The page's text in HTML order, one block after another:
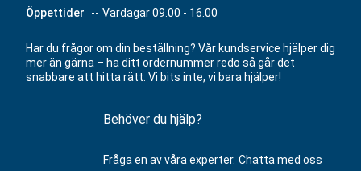
Öppettider -- Vardagar 09.00 - 16.00
Har du frågor om din beställning? Vår kundservice hjälper dig
mer än gärna – ha ditt ordernummer redo så går det
snabbare att hitta rätt. Vi bits inte, vi bara hjälper!
Behöver du hjälp?
Fråga en av våra experter. Chatta med oss